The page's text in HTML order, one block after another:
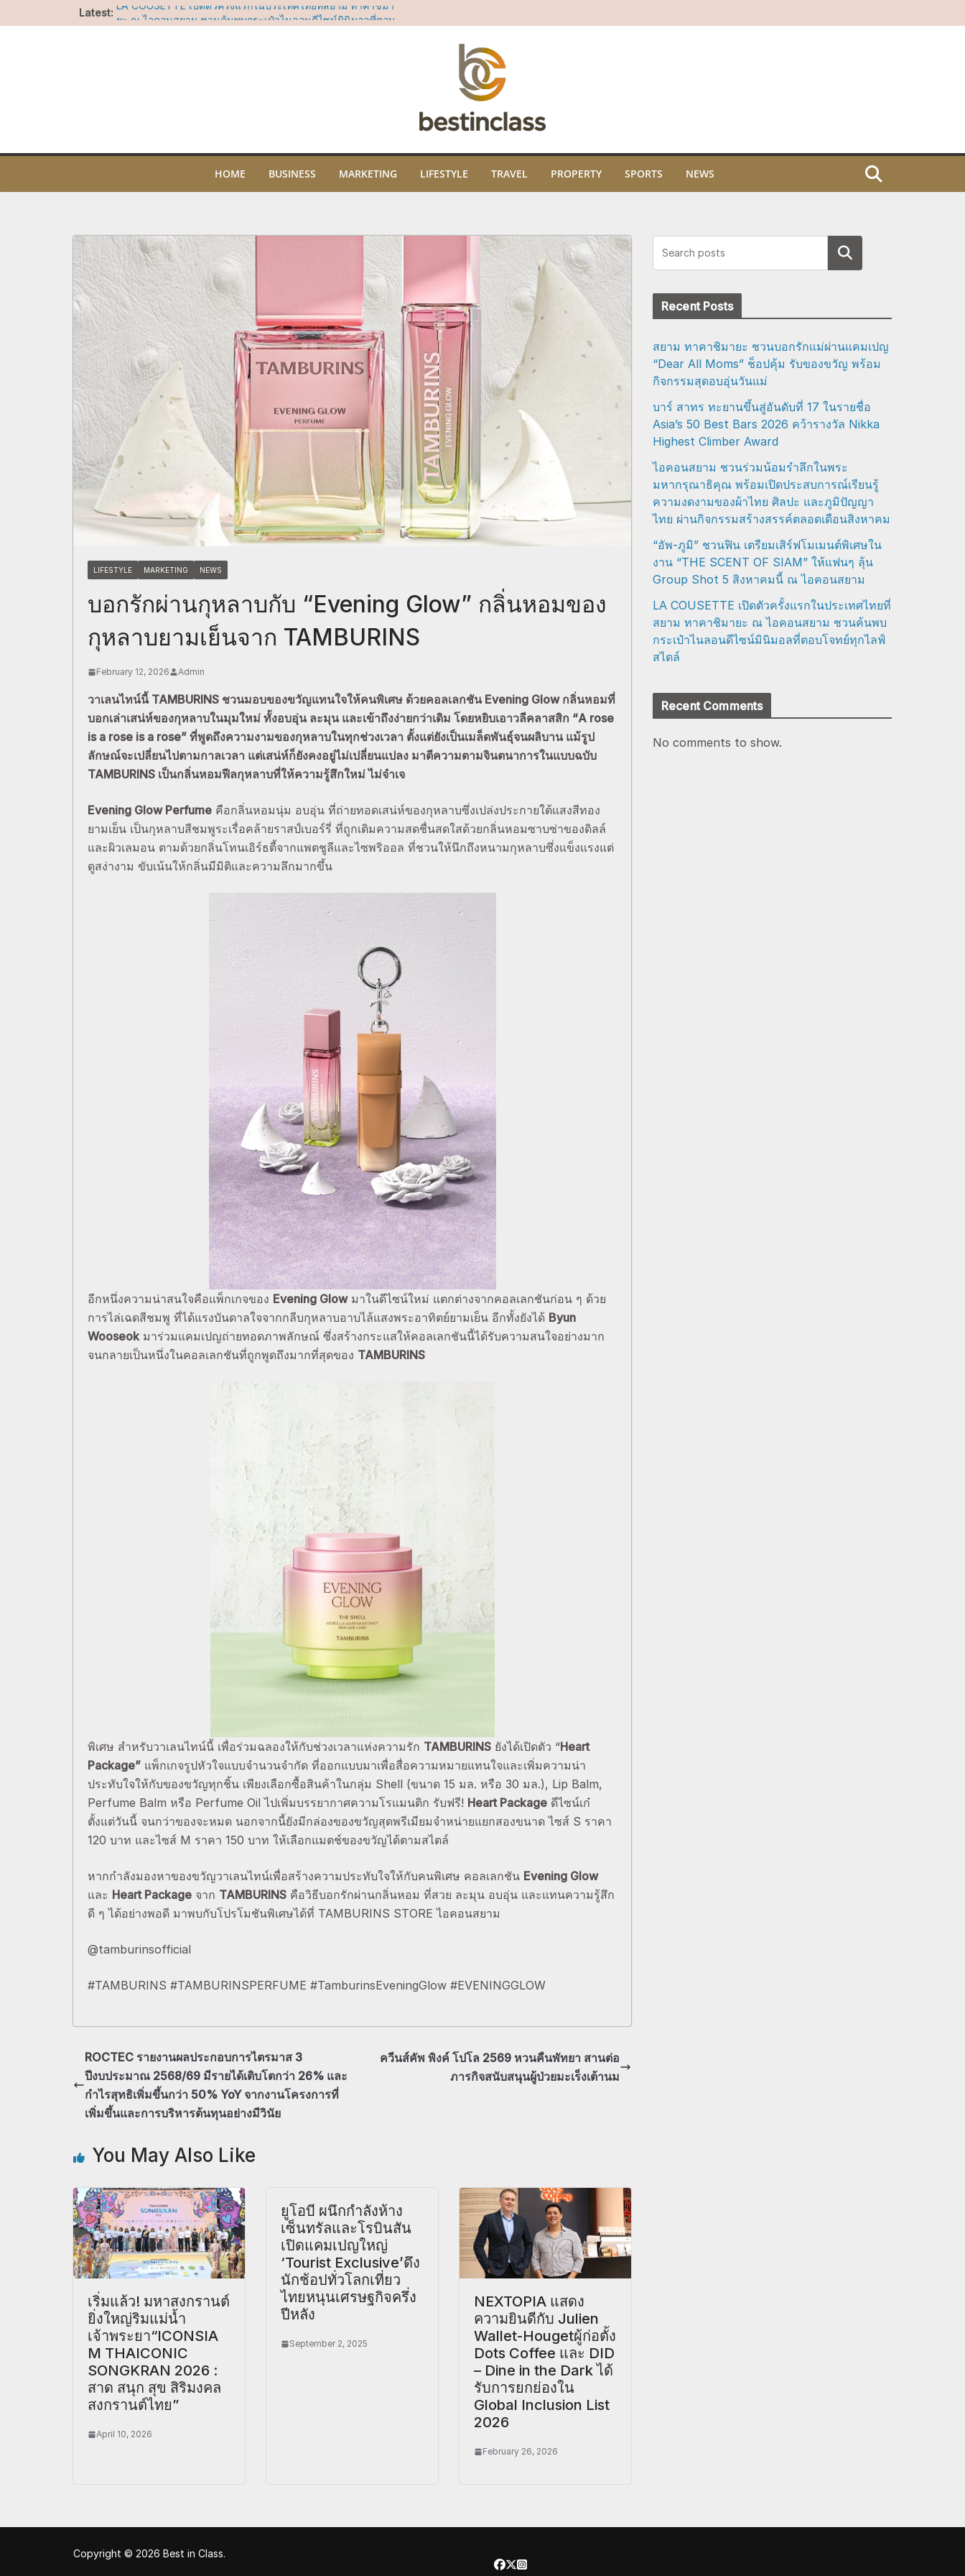
to
Latest: LA COUSETTE เปิดตัวครั้งแรกในประเทศไทยที่สยาม ทาคาชิมา
ยะ ณ ไอคอนสยาม ชวนค้นพบกระเป๋าไนลอนดีไซน์มินิมอลที่ตอบ
“อัพ-ภูมิ” ชวนฟิน เตรียมเสิร์ฟโมเมนต์พิเศษในงาน “THE SCENT
OF SIAM” ให้แฟนๆ ลุ้น Group Shot 5 สิงหาคมนี้ ณ ไอคอนสยาม
HOME BUSINESS MARKETING LIFESTYLE TRAVEL PROPERTY SPORTS NEWS
LIFESTYLE MARKETING NEWS
บอกรักผ่านกุหลาบกับ “Evening Glow” กลิ่นหอมของ
กุหลาบยามเย็นจาก TAMBURINS
February 12, 2026 Admin
วาเลนไทน์นี้ TAMBURINS ชวนมอบของขวัญแทนใจให้คนพิเศษ ด้วยคอลเลกชัน Evening Glow กลิ่นหอมที่
บอกเล่าเสน่ห์ของกุหลาบในมุมใหม่ ทั้งอบอุ่น ละมุน และเข้าถึงง่ายกว่าเดิม โดยหยิบเอาวลีคลาสสิก “A rose
is a rose is a rose” ที่พูดถึงความงามของกุหลาบในทุกช่วงเวลา ตั้งแต่ยังเป็นเมล็ดพันธุ์จนผลิบาน แม้รูป
ลักษณ์จะเปลี่ยนไปตามกาลเวลา แต่เสน่ห์ก็ยังคงอยู่ไม่เปลี่ยนแปลง มาตีความตามจินตนาการในแบบฉบับ
TAMBURINS เป็นกลิ่นหอมฟีลกุหลาบที่ให้ความรู้สึกใหม่ ไม่จำเจ
Evening Glow Perfume คือกลิ่นหอมนุ่ม อบอุ่น ที่ถ่ายทอดเสน่ห์ของกุหลาบซึ่งเปล่งประกายใต้แสงสีทอง
ยามเย็น เป็นกุหลาบสีชมพูระเรื่อคล้ายราสป์เบอร์รี่ ที่ถูกเติมความสดชื่นสดใสด้วยกลิ่นหอมซาบซ่าของดิลล์
และผิวเลมอน ตามด้วยกลิ่นโทนเอิร์ธตี้จากแพตชูลีและไซพริออล ที่ชวนให้นึกถึงหนามกุหลาบซึ่งแข็งแรงแต่
ดูสง่างาม ขับเน้นให้กลิ่นมีมิติและความลึกมากขึ้น
อีกหนึ่งความน่าสนใจคือแพ็กเกจของ Evening Glowมาในดีไซน์ใหม่ แตกต่างจากคอลเลกชันก่อน ๆ ด้วย
การไล่เฉดสีชมพู ที่ได้แรงบันดาลใจจากกลีบกุหลาบอาบไล้แสงพระอาทิตย์ยามเย็น อีกทั้งยังได้ Byun
Wooseokมาร่วมแคมเปญถ่ายทอดภาพลักษณ์ ซึ่งสร้างกระแสให้คอลเลกชันนี้ได้รับความสนใจอย่างมาก
จนกลายเป็นหนึ่งในคอลเลกชันที่ถูกพูดถึงมากที่สุดของ TAMBURINS
พิเศษ สำหรับวาเลนไทน์นี้ เพื่อร่วมฉลองให้กับช่วงเวลาแห่งความรัก TAMBURINS ยังได้เปิดตัว “Heart
Package” แพ็กเกจรูปหัวใจแบบจำนวนจำกัด ที่ออกแบบมาเพื่อสื่อความหมายแทนใจและเพิ่มความน่า
ประทับใจให้กับของขวัญทุกชิ้น เพียงเลือกซื้อสินค้าในกลุ่ม Shell (ขนาด 15 มล. หรือ 30 มล.), Lip Balm,
Perfume Balm หรือ Perfume Oil ไปเพิ่มบรรยากาศความโรแมนติก รับฟรี! Heart Package ดีไซน์เก๋
ตั้งแต่วันนี้ จนกว่าของจะหมด นอกจากนี้ยังมีกล่องของขวัญสุดพรีเมียมจำหน่ายแยกสองขนาด ไซส์ S ราคา
120 บาท และไซส์ M ราคา 150 บาท ให้เลือกแมตช์ของขวัญได้ตามสไตล์
หากกำลังมองหาของขวัญวาเลนไทน์เพื่อสร้างความประทับใจให้กับคนพิเศษ คอลเลกชัน Evening Glow
และ Heart Package จาก TAMBURINS คือวิธีบอกรักผ่านกลิ่นหอม ที่สวย ละมุน อบอุ่น และแทนความรู้สึก
ดี ๆ ได้อย่างพอดี มาพบกับโปรโมชันพิเศษได้ที่ TAMBURINS STORE ไอคอนสยาม
@tamburinsofficial
#TAMBURINS #TAMBURINSPERFUME #TamburinsEveningGlow #EVENINGGLOW
ROCTEC รายงานผลประกอบการไตรมาส 3
ปีงบประมาณ 2568/69 มีรายได้เติบโตกว่า 26% และ
กำไรสุทธิเพิ่มขึ้นกว่า 50% YoY จากงานโครงการที่
เพิ่มขึ้นและการบริหารต้นทุนอย่างมีวินัย
ควีนส์คัพ พิงค์ โปโล 2569 หวนคืนพัทยา สานต่อ
ภารกิจสนับสนุนผู้ป่วยมะเร็งเต้านม
You May Also Like
เริ่มแล้ว! มหาสงกรานต์
ยิ่งใหญ่ริมแม่น้ำ
เจ้าพระยา“ICONSIA
M THAICONIC
SONGKRAN 2026 :
สาด สนุก สุข สิริมงคล
สงกรานต์ไทย”
April 10, 2026
ยูโอบี ผนึกกำลังห้าง
เซ็นทรัลและโรบินสัน
เปิดแคมเปญใหญ่
‘Tourist Exclusive’ดึง
นักช้อปทั่วโลกเที่ยว
ไทยหนุนเศรษฐกิจครึ่ง
ปีหลัง
September 2, 2025
NEXTOPIA แสดง
ความยินดีกับ Julien
Wallet-Hougetผู้ก่อตั้ง
Dots Coffee และ DID
– Dine in the Dark ได้
รับการยกย่องใน
Global Inclusion List
2026
February 26, 2026
Search
Recent Posts
สยาม ทาคาชิมายะ ชวนบอกรักแม่ผ่านแคมเปญ
“Dear All Moms” ช็อปคุ้ม รับของขวัญ พร้อม
กิจกรรมสุดอบอุ่นวันแม่
บาร์ สาทร ทะยานขึ้นสู่อันดับที่ 17 ในรายชื่อ
Asia’s 50 Best Bars 2026 คว้ารางวัล Nikka
Highest Climber Award
ไอคอนสยาม ชวนร่วมน้อมรำลึกในพระ
มหากรุณาธิคุณ พร้อมเปิดประสบการณ์เรียนรู้
ความงดงามของผ้าไทย ศิลปะ และภูมิปัญญา
ไทย ผ่านกิจกรรมสร้างสรรค์ตลอดเดือนสิงหาคม
“อัพ-ภูมิ” ชวนฟิน เตรียมเสิร์ฟโมเมนต์พิเศษใน
งาน “THE SCENT OF SIAM” ให้แฟนๆ ลุ้น
Group Shot 5 สิงหาคมนี้ ณ ไอคอนสยาม
LA COUSETTE เปิดตัวครั้งแรกในประเทศไทยที่
สยาม ทาคาชิมายะ ณ ไอคอนสยาม ชวนค้นพบ
กระเป๋าไนลอนดีไซน์มินิมอลที่ตอบโจทย์ทุกไลฟ์
สไตล์
Recent Comments
No comments to show.
Copyright © 2026 Best in Class.